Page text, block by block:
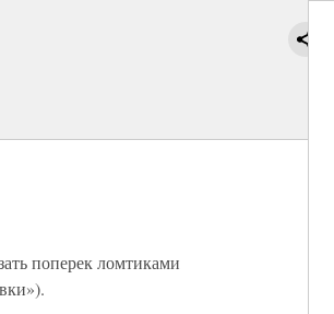
поперек ломтиками